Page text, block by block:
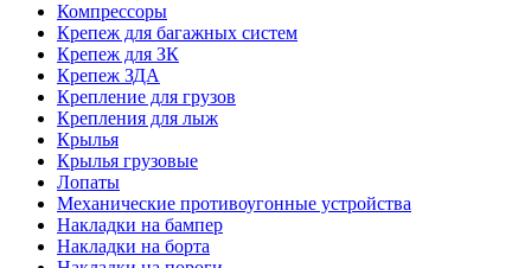
Компрессоры
Крепеж для багажных систем
Крепеж для ЗК
Крепеж ЗДА
Крепление для грузов
Крепления для лыж
Крылья
Крылья грузовые
Лопаты
Механические противоугонные устройства
Накладки на бампер
Накладки на борта